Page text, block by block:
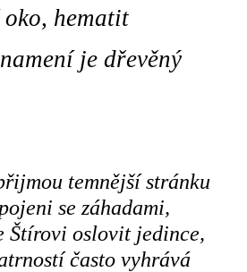
hematit
je dřevěný
temnější stránku
se záhadami,
Štírovi oslovit jedince,
často vyhrává